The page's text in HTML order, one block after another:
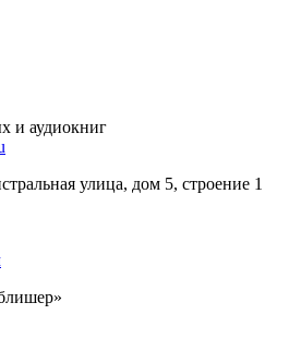
и аудиокниг
улица, дом 5, строение 1